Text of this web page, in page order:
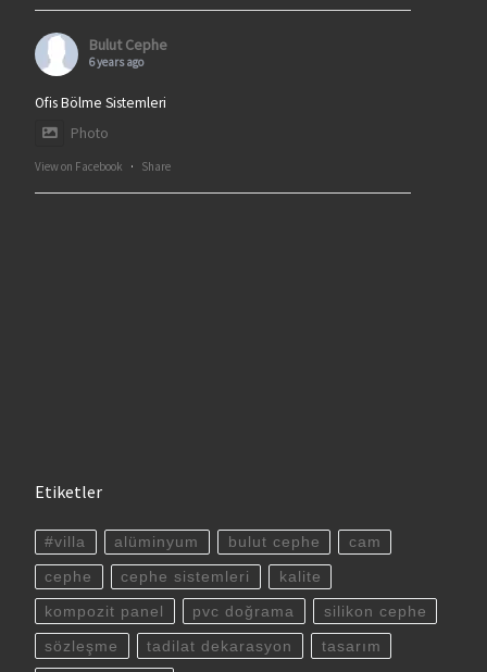
Bulut Cephe
6 years ago
Ofis Bölme Sistemleri
Photo
View on Facebook · Share
Etiketler
#villa alüminyum bulut cephe cam
cephe cephe sistemleri kalite
kompozit panel pvc doğrama silikon cephe
sözleşme tadilat dekarasyon tasarım